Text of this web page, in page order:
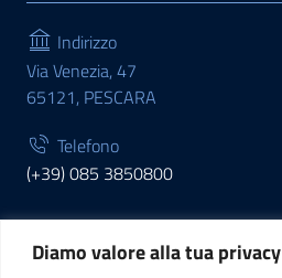
Diamo valore alla tua privacy
Indirizzo
Via Venezia, 47
65121, PESCARA
Telefono
(+39) 085 3850800
INFORMAZIONI